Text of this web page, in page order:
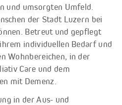
und umsorgten Umfeld.
der Stadt Luzern bei
Betreut und gepflegt
individuellen Bedarf und
Wohnbereichen, in der
Care und dem
mit Demenz.
in der Aus- und